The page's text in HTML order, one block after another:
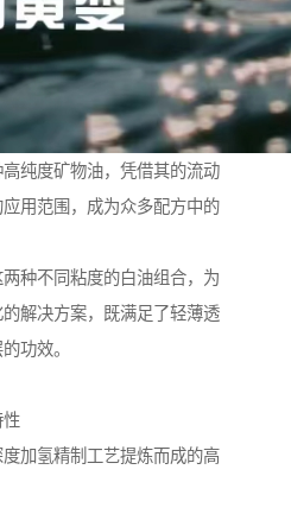
纯度矿物油，凭借其的流动
用范围，成为众多配方中的
种不同粘度的白油组合，为
解决方案，既满足了轻薄透
功效。
性
加氢精制工艺提炼而成的高